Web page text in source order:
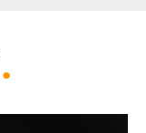
.